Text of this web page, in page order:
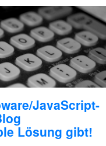
JavaScript-
Lösung gibt!